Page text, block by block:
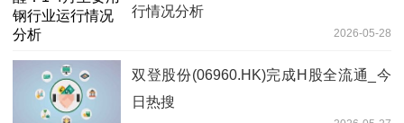
行情况分析
2026-05-28
双登股份(06960.HK)完成H股全流通_今
日热搜